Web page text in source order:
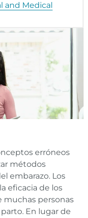
and Medical
erróneos
métodos
embarazo. Los
eficacia de los
muchas personas
En lugar de